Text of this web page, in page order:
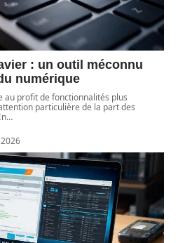
: un outil méconnu
numérique
au profit de fonctionnalités plus
particulière de la part des
…